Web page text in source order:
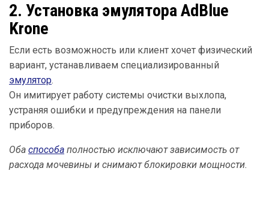
2. Установка эмулятора AdBlue
Krone
Если есть возможность или клиент хочет физический
вариант, устанавливаем специализированный
эмулятор.
Он имитирует работу системы очистки выхлопа,
устраняя ошибки и предупреждения на панели
приборов.
Оба способа полностью исключают зависимость от
расхода мочевины и снимают блокировки мощности.